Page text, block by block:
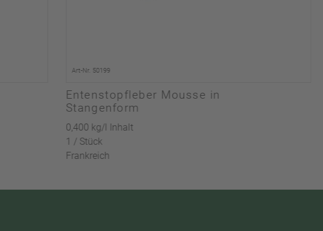
Art-Nr. 50199
Entenstopfleber Mousse in
Stangenform
0,400 kg/l Inhalt
1 / Stück
Frankreich